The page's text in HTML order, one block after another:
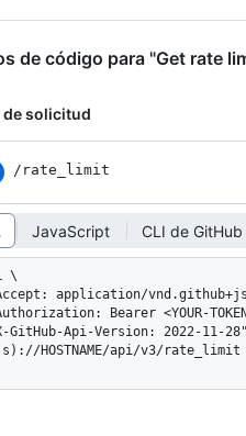
de código para "Get rate
de solicitud
/rate_limit
JavaScript CLI de GitHub
\
HOSTNAME/api/v3/rate_limit